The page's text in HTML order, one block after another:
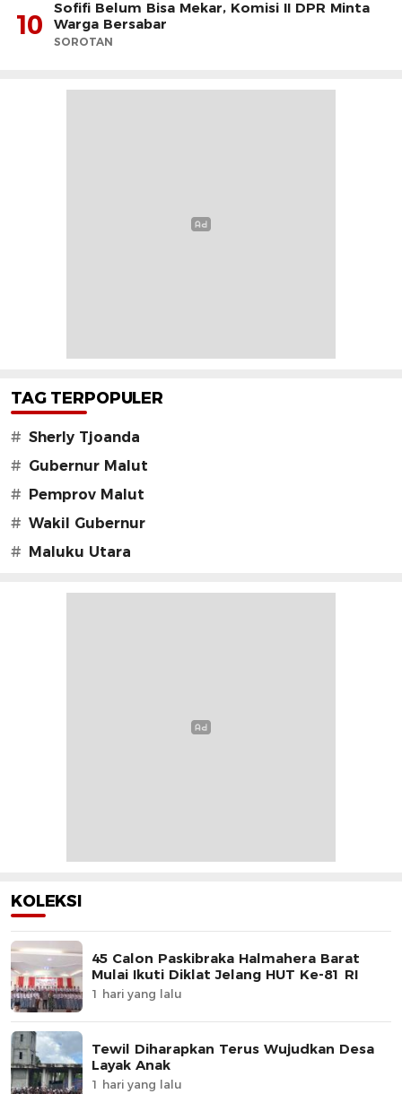
10
Sofifi Belum Bisa Mekar, Komisi II DPR Minta
Warga Bersabar
SOROTAN
TAG TERPOPULER
# Sherly Tjoanda
# Gubernur Malut
# Pemprov Malut
# Wakil Gubernur
# Maluku Utara
KOLEKSI
45 Calon Paskibraka Halmahera Barat
Mulai Ikuti Diklat Jelang HUT Ke-81 RI
1 hari yang lalu
Tewil Diharapkan Terus Wujudkan Desa
Layak Anak
1 hari yang lalu